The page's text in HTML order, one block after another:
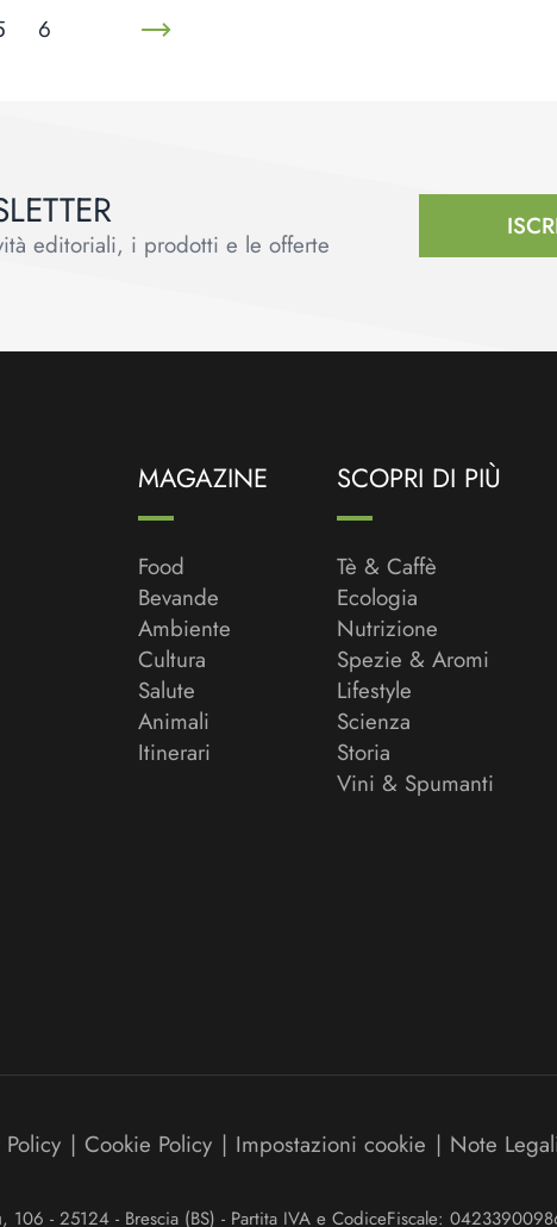
6
editoriali, i prodotti e le offerte
MAGAZINE
Food
Bevande
Ambiente
Cultura
Salute
Animali
Itinerari
SCOPRI DI PIÙ
Tè & Caffè
Ecologia
Nutrizione
Spezie & Aromi
Lifestyle
Scienza
Storia
Vini & Spumanti
Policy | Cookie Policy | Impostazioni cookie | Note
106 - 25124 - Brescia (BS) - Partita IVA e CodiceFiscale: